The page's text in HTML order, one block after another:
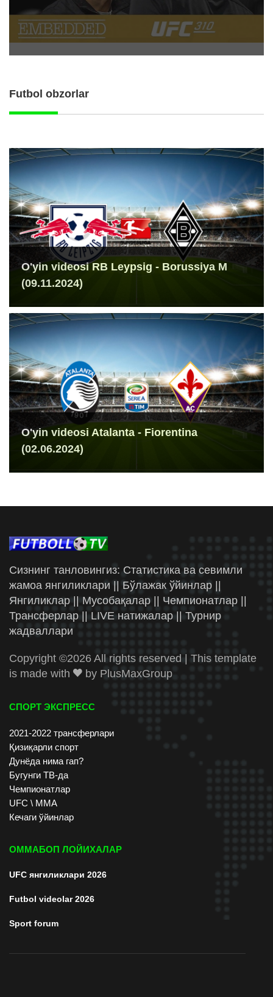
Futbol obzorlar
O'yin videosi RB Leypsig - Borussiya M
(09.11.2024)
O'yin videosi Atalanta - Fiorentina
(02.06.2024)
Сизнинг танловингиз: Статистика ва севимли
жамоа янгиликлари || Бўлажак ўйинлар ||
Янгиликлар || Мусобақалар || Чемпионатлар ||
Трансферлар || LIVE натижалар || Турнир
жадваллари
Copyright ©2026 All rights reserved | This template
is made with
by PlusMaxGroup
СПОРТ ЭКСПРЕСС
2021-2022 трансферлари
Қизиқарли спорт
Дунёда нима гап?
Бугунги ТВ-да
Чемпионатлар
UFC \ ММА
Кечаги ўйинлар
ОММАБОП ЛОЙИХАЛАР
UFC янгиликлари 2026
Futbol videolar 2026
Sport forum